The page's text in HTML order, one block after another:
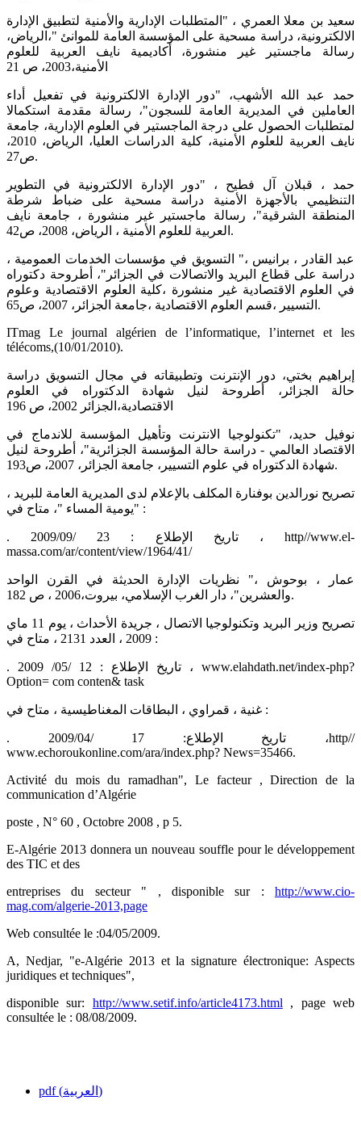
سعيد بن معلا العمري ، "المتطلبات الإدارية والأمنية لتطبيق الإدارة
الالكترونية، دراسة مسحية على المؤسسة العامة للموانئ "،الرياض،
رسالة ماجستير غير منشورة، أكاديمية نايف العربية للعلوم
الأمنية،2003، ص 21
حمد عبد الله الأشهب، "دور الإدارة الالكترونية في تفعيل أداء
العاملين في المديرية العامة للسجون"، رسالة مقدمة استكمالا
لمتطلبات الحصول على درجة الماجستير في العلوم الإدارية، جامعة
نايف العربية للعلوم الأمنية، كلية الدراسات العليا، الرياض، 2010،
ص27.
حمد ، قبلان آل فطيح ، "دور الإدارة الالكترونية في التطوير
التنظيمي بالأجهزة الأمنية دراسة مسحية على ضباط شرطة
المنطقة الشرقية"، رسالة ماجستير غير منشورة ، جامعة نايف
العربية للعلوم الأمنية ، الرياض، 2008، ص42.
عبد القادر ، برانيس ،" التسويق في مؤسسات الخدمات العمومية ،
دراسة على قطاع البريد والاتصالات في الجزائر"، أطروحة دكتوراه
في العلوم الاقتصادية غير منشورة ،كلية العلوم الاقتصادية وعلوم
التسيير ،قسم العلوم الاقتصادية ،جامعة الجزائر، 2007، ص65.
ITmag Le journal algérien de l’informatique, l’internet et les
télécoms,(10/01/2010).
إبراهيم بختي، دور الإنترنت وتطبيقاته في مجال التسويق دراسة
حالة الجزائر، أطروحة لنيل شهادة الدكتوراه في العلوم
الاقتصادية،الجزائر 2002، ص 196
نوفيل حديد، "تكنولوجيا الانترنت وتأهيل المؤسسة للاندماج في
الاقتصاد العالمي - دراسة حالة المؤسسة الجزائرية"، أطروحة لنيل
شهادة الدكتوراه في علوم التسيير، جامعة الجزائر، 2007، ص193.
تصريح نورالدين بوفنارة المكلف بالإعلام لدى المديرية العامة للبريد ،
"يومية المساء "، متاح في :
. 2009/09/ تاريخ الإطلاع : 23 ، http//www.el-
massa.com/ar/content/view/1964/41/
عمار ، بوحوش ،" نظريات الإدارة الحديثة في القرن الواحد
والعشرين"، دار الغرب الإسلامي، بيروت،2006 ، ص 182.
تصريح وزير البريد وتكنولوجيا الاتصال ، جريدة الأحداث ، يوم 11 ماي
2009 ، العدد 2131 ، متاح في :
. 2009 /05/ تاريخ الإطلاع : 12 ، www.elahdath.net/index-php?
Option= com conten& task
غنية ، قمراوي ، البطاقات المغناطيسية ، متاح في :
. 2009/04/ تاريخ الإطلاع: 17 ،http//
www.echoroukonline.com/ara/index.php? News=35466.
Activité du mois du ramadhan", Le facteur , Direction de la
communication d’Algérie
poste , N° 60 , Octobre 2008 , p 5.
E-Algérie 2013 donnera un nouveau souffle pour le développement
des TIC et des
entreprises du secteur " , disponible sur : http://www.cio-
mag.com/algerie-2013,page
Web consultée le :04/05/2009.
A, Nedjar, "e-Algérie 2013 et la signature électronique: Aspects
juridiques et techniques",
disponible sur: http://www.setif.info/article4173.html , page web
consultée le : 08/08/2009.
pdf (العربية)